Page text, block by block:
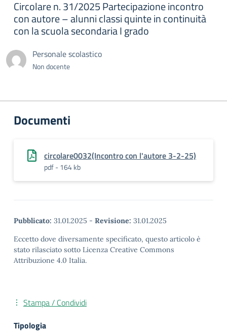
Circolare n. 31/2025 Partecipazione incontro
con autore – alunni classi quinte in continuità
con la scuola secondaria I grado
Personale scolastico
Non docente
Documenti
circolare0032(Incontro con l'autore 3-2-25)
pdf - 164 kb
Pubblicato: 31.01.2025 - Revisione: 31.01.2025
Eccetto dove diversamente specificato, questo articolo è
stato rilasciato sotto Licenza Creative Commons
Attribuzione 4.0 Italia.
Stampa / Condividi
Tipologia